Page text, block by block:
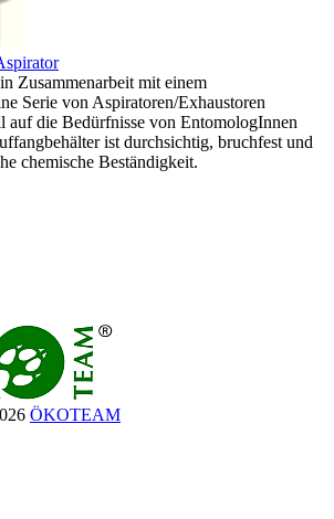
Zusammenarbeit mit einem
Serie von Aspiratoren/Exhaustoren
auf die Bedürfnisse von EntomologInnen
ist durchsichtig, bruchfest und
chemische Beständigkeit.
ÖKOTEAM